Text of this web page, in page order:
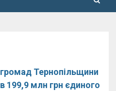
Тернопільщини
199,9 млн грн єдиного